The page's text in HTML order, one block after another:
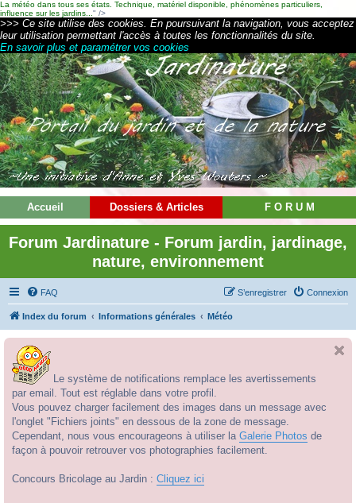
La météo dans tous ses états. Technique, matériel disponible, phénomènes particuliers,
influence sur les jardins... " />
>>> Ce site utilise des cookies. En poursuivant la navigation, vous acceptez
leur utilisation permettant l'accès à toutes les fonctionnalités du site.
En savoir plus et paramétrer vos cookies
Accueil Dossiers & Articles F O R U M
Forum Jardinature - Forum jardin, jardinage,
nature, environnement
FAQ Connexion
S’enregistrer
Index du forum Informations générales Météo
Le système de notifications remplace les avertissements
par email. Tout est réglable dans votre profil.
Vous pouvez charger facilement des images dans un message avec
l'onglet "Fichiers joints" en dessous de la zone de message.
Cependant, nous vous encourageons à utiliser la Galerie Photos de
façon à pouvoir retrouver vos photographies facilement.
Concours Bricolage au Jardin : Cliquez ici